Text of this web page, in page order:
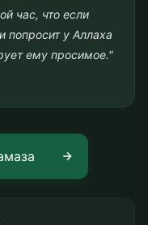
час, что если
попросит у Аллаха
ему просимое."